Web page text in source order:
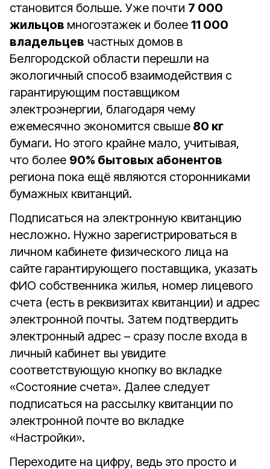
становится больше. Уже почти 7 000
жильцов многоэтажек и более 11 000
владельцев частных домов в
Белгородской области перешли на
экологичный способ взаимодействия с
гарантирующим поставщиком
электроэнергии, благодаря чему
ежемесячно экономится свыше 80 кг
бумаги. Но этого крайне мало, учитывая,
что более 90% бытовых абонентов
региона пока ещё являются сторонниками
бумажных квитанций.
Подписаться на электронную квитанцию
несложно. Нужно зарегистрироваться в
личном кабинете физического лица на
сайте гарантирующего поставщика, указать
ФИО собственника жилья, номер лицевого
счета (есть в реквизитах квитанции) и адрес
электронной почты. Затем подтвердить
электронный адрес – сразу после входа в
личный кабинет вы увидите
соответствующую кнопку во вкладке
«Состояние счета». Далее следует
подписаться на рассылку квитанции по
электронной почте во вкладке
«Настройки».
Переходите на цифру, ведь это просто и